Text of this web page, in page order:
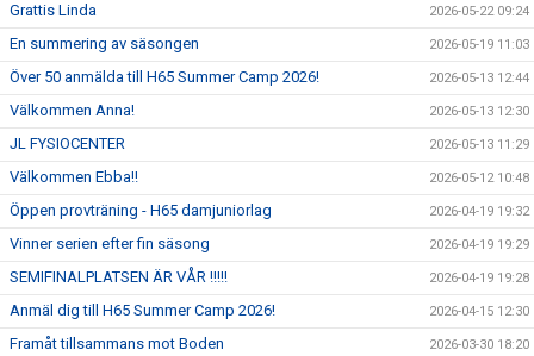
Grattis Linda 2026-05-22 09:24
En summering av säsongen 2026-05-19 11:03
Över 50 anmälda till H65 Summer Camp 2026! 2026-05-13 12:44
Välkommen Anna! 2026-05-13 12:30
JL FYSIOCENTER 2026-05-13 11:29
Välkommen Ebba!! 2026-05-12 10:48
Öppen provträning - H65 damjuniorlag 2026-04-19 19:32
Vinner serien efter fin säsong 2026-04-19 19:29
SEMIFINALPLATSEN ÄR VÅR !!!!! 2026-04-19 19:28
Anmäl dig till H65 Summer Camp 2026! 2026-04-15 12:30
Framåt tillsammans mot Boden 2026-03-30 18:20